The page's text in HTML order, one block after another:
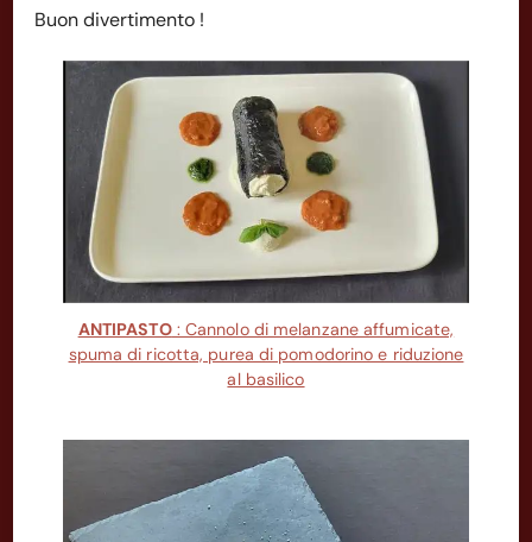
Buon divertimento !
ANTIPASTO: Cannolo di melanzane affumicate,
spuma di ricotta, purea di pomodorino e riduzione
al basilico